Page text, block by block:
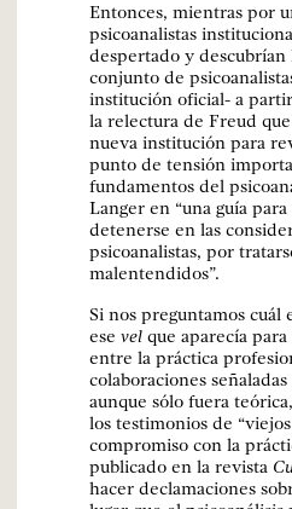
Entonces, mientras por
psicoanalistas
despertado y
conjunto de
institución oficial- a
la relectura de Freud
nueva institución para
punto de tensión
fundamentos del
Langer en “una guía
detenerse en las
psicoanalistas, por
malentendidos”.
Si nos preguntamos cuál
ese vel que aparecía
entre la práctica
colaboraciones
aunque sólo fuera
los testimonios de
compromiso con la
publicado en la revista
hacer declamaciones